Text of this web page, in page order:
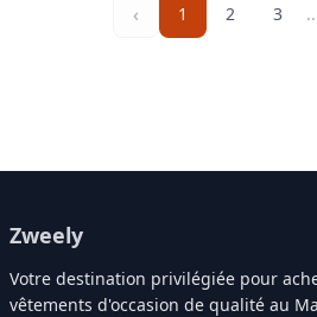
‹ 1 2 3
Zweely
Votre destination privilégiée pour
vêtements d'occasion de qualité au